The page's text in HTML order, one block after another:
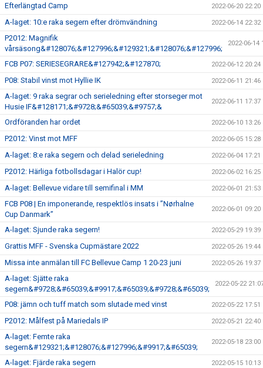
Efterlängtad Camp 2022-06-20 22:20
A-laget: 10:e raka segern efter drömvändning 2022-06-14 22:32
P2012: Magnifik
vårsäsong&#128076;&#127996;&#129321;&#128076;&#127996;
2022-06-14
FCB P07: SERIESEGRARE&#127942;&#127870; 2022-06-12 20:24
P08: Stabil vinst mot Hyllie IK 2022-06-11 21:46
A-laget: 9 raka segrar och serieledning efter storseger mot
Husie IF&#128171;&#9728;&#65039;&#9757;&
2022-06-11 17:37
Ordföranden har ordet 2022-06-10 13:26
P2012: Vinst mot MFF 2022-06-05 15:28
A-laget: 8:e raka segern och delad serieledning 2022-06-04 17:21
P2012: Härliga fotbollsdagar i Halör cup! 2022-06-02 16:25
A-laget: Bellevue vidare till semifinal i MM 2022-06-01 21:53
FCB P08 | En imponerande, respektlös insats i ”Nørhalne
Cup Danmark”
2022-06-01 09:20
A-laget: Sjunde raka segern! 2022-05-29 19:39
Grattis MFF - Svenska Cupmästare 2022 2022-05-26 19:44
Missa inte anmälan till FC Bellevue Camp 1 20-23 juni 2022-05-26 19:37
A-laget: Sjätte raka
segern&#9728;&#65039;&#9917;&#65039;&#9728;&#65039;
2022-05-22
P08: jämn och tuff match som slutade med vinst 2022-05-22 17:51
P2012: Målfest på Mariedals IP 2022-05-21 22:40
A-laget: Femte raka
segern&#129321;&#128076;&#127996;&#9917;&#65039;
2022-05-18 23:00
A-laget: Fjärde raka segern 2022-05-15 10:13